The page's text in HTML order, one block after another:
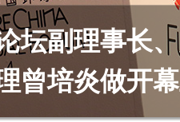
坛副理事长
曾培炎做开